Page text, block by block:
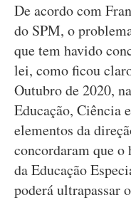
De acordo com
do SPM, o
que tem havido
lei, como ficou
Outubro de 2020,
Educação, Ciência
elementos da
concordaram que
da Educação
poderá ultrapassar